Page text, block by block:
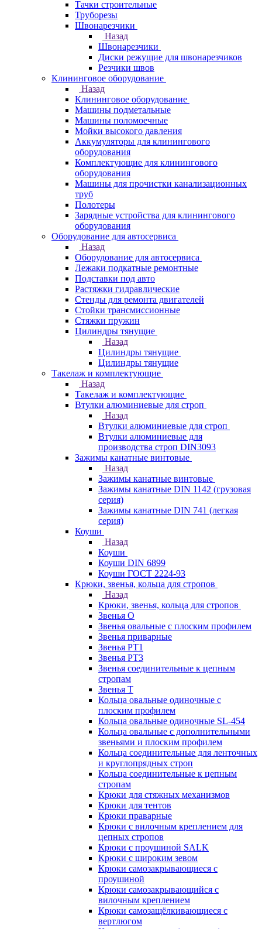
Тачки строительные
Труборезы
Швонарезчики
Назад
Швонарезчики
Диски режущие для швонарезчиков
Резчики швов
Клининговое оборудование
Назад
Клининговое оборудование
Машины подметальные
Машины поломоечные
Мойки высокого давления
Аккумуляторы для клинингового
оборудования
Комплектующие для клинингового
оборудования
Машины для прочистки канализационных
труб
Полотеры
Зарядные устройства для клинингового
оборудования
Оборудование для автосервиса
Назад
Оборудование для автосервиса
Лежаки подкатные ремонтные
Подставки под авто
Растяжки гидравлические
Стенды для ремонта двигателей
Стойки трансмиссионные
Стяжки пружин
Цилиндры тянущие
Назад
Цилиндры тянущие
Цилиндры тянущие
Такелаж и комплектующие
Назад
Такелаж и комплектующие
Втулки алюминиевые для строп
Назад
Втулки алюминиевые для строп
Втулки алюминиевые для
производства строп DIN3093
Зажимы канатные винтовые
Назад
Зажимы канатные винтовые
Зажимы канатные DIN 1142 (грузовая
серия)
Зажимы канатные DIN 741 (легкая
серия)
Коуши
Назад
Коуши
Коуши DIN 6899
Коуши ГОСТ 2224-93
Крюки, звенья, кольца для стропов
Назад
Крюки, звенья, кольца для стропов
Звенья О
Звенья овальные с плоским профилем
Звенья приварные
Звенья РТ1
Звенья РТ3
Звенья соединительные к цепным
стропам
Звенья Т
Кольца овальные одиночные c
плоским профилем
Кольца овальные одиночные SL-454
Кольца овальные с дополнительными
звеньями и плоским профилем
Кольца соединительные для ленточных
и круглопрядных строп
Кольца соединительные к цепным
стропам
Крюки для стяжных механизмов
Крюки для тентов
Крюки праварные
Крюки с вилочным креплением для
цепных стропов
Крюки с проушиной SALK
Крюки с широким зевом
Крюки самозакрывающиеся с
проушиной
Крюки самозакрывающийся с
вилочным креплением
Крюки самозащёлкивающиеся с
вертлюгом